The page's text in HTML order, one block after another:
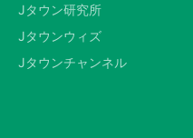
Jタウン研究所
Jタウンウィズ
Jタウンチャンネル